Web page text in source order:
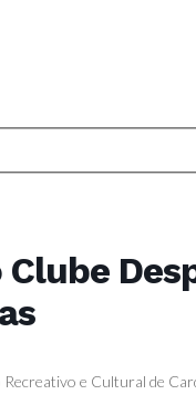
Clube
e Cultural de